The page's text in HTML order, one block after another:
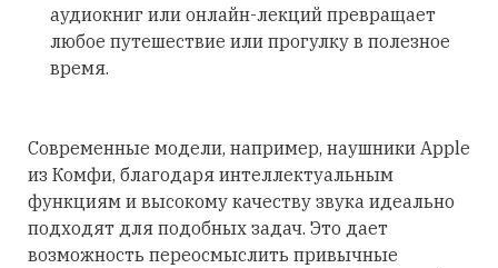
аудиокниг или онлайн-лекций превращает
любое путешествие или прогулку в полезное
время.
Современные модели, например, наушники Apple
из Комфи, благодаря интеллектуальным
функциям и высокому качеству звука идеально
подходят для подобных задач. Это дает
возможность переосмыслить привычные